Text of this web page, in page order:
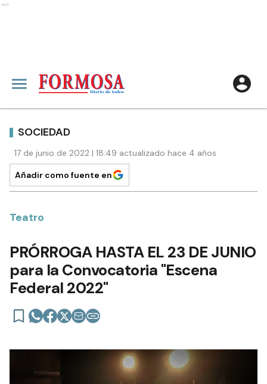
Ads
SOCIEDAD
17 de junio de 2022 | 18:49 actualizado hace 4 años
Añadir como fuente en
Teatro
PRÓRROGA HASTA EL 23 DE JUNIO
para la Convocatoria "Escena
Federal 2022"